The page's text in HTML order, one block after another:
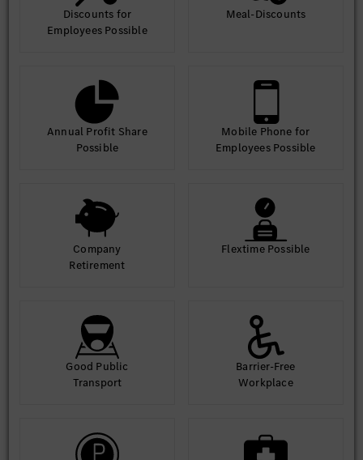
Discounts for
Employees Possible
Meal-Discounts
Annual Profit Share
Possible
Mobile Phone for
Employees Possible
Company
Retirement
Flextime Possible
Good Public
Transport
Barrier-Free
Workplace